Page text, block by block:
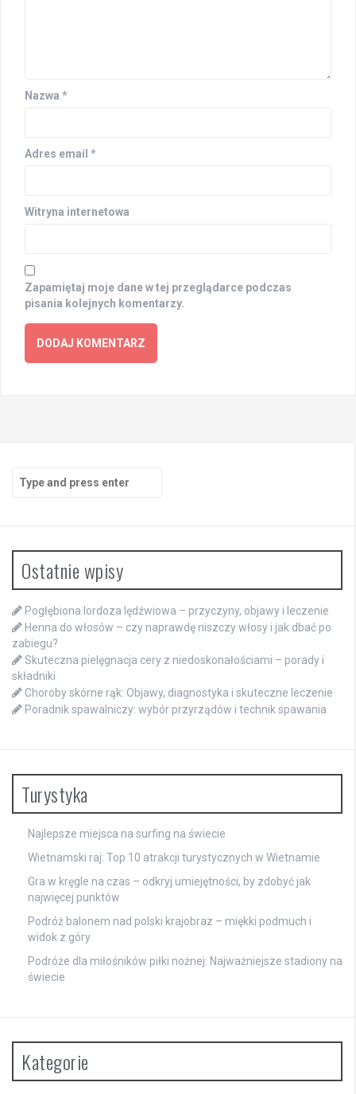
Nazwa *
Adres email *
Witryna internetowa
Zapamiętaj moje dane w tej przeglądarce podczas
pisania kolejnych komentarzy.
Search
for:
Ostatnie wpisy
Pogłębiona lordoza lędźwiowa – przyczyny, objawy i leczenie
Henna do włosów – czy naprawdę niszczy włosy i jak dbać po
zabiegu?
Skuteczna pielęgnacja cery z niedoskonałościami – porady i
składniki
Choroby skórne rąk: Objawy, diagnostyka i skuteczne leczenie
Poradnik spawalniczy: wybór przyrządów i technik spawania
Turystyka
Najlepsze miejsca na surfing na świecie
Wietnamski raj: Top 10 atrakcji turystycznych w Wietnamie
Gra w kręgle na czas – odkryj umiejętności, by zdobyć jak
najwięcej punktów
Podróż balonem nad polski krajobraz – miękki podmuch i
widok z góry
Podróże dla miłośników piłki nożnej: Najważniejsze stadiony na
świecie
Kategorie